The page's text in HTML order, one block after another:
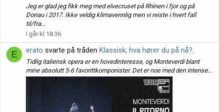
Jeg er glad jeg fikk meg med elvecruset på Rhinen i fjor og på
Donau i 2017. Ikke veldig klimavennlig men vi reiste i hvert fall
til/fra...
I går kl 18:36
E erato svarte på tråden Klassisk; hva hører du på nå?.
Tidlig italiensk opera er en hovedinteresse, og Monteverdi blant
mine absolutt 5-6 favorittkomponister. Det er noe med den intense...